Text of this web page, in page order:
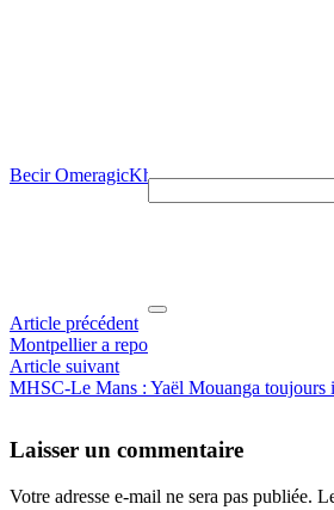
Becir OmeragicKhalil FayadRAFMHSC
Article précédent
Montpellier a repoussé plusieurs offres du
Article suivant
MHSC-Le Mans : Yaël Mouanga toujours
Laisser un commentaire
Votre adresse e-mail ne sera pas publiée.